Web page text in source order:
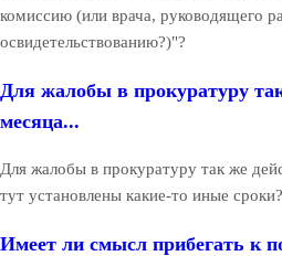
комиссию (или врача, руководящего
освидетельствованию?)"?
Для жалобы в прокуратуру
месяца...
Для жалобы в прокуратуру так же
тут установлены какие-то иные сроки?
Имеет ли смысл прибегать к